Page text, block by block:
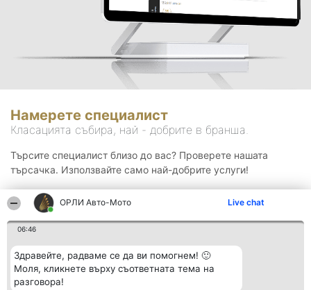
ОРЛИ Aвто-Mото Live chat
06:46
Здравейте, радваме се да ви помогнем! 🙂
Моля, кликнете върху съответната тема на
разговора!
Намерете специалист
Класацията събира, най - добрите в бранша.
Търсите специалист близо до вас? Проверете нашата
търсачка. Използвайте само най-добрите услуги!